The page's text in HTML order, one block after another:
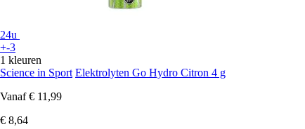
24u
+-3
1 kleuren
Science in Sport Elektrolyten Go Hydro Citron 4 g
Vanaf € 11,99
€ 8,64